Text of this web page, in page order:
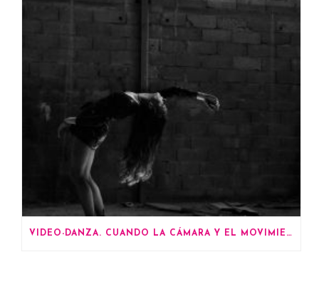
VIDEO-DANZA. CUANDO LA CÁMARA Y EL MOVIMIENTO CREAN UN LENGUAJE PROPIO